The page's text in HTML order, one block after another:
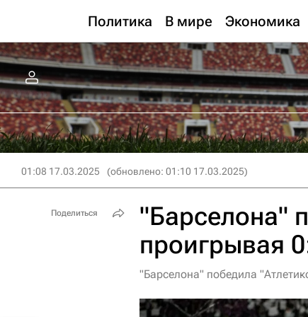
Политика В мире Экономика
01:08 17.03.2025 (обновлено: 01:10 17.03.2025)
"Барселона"
проигрывая
"Барселона" победила
Поделиться